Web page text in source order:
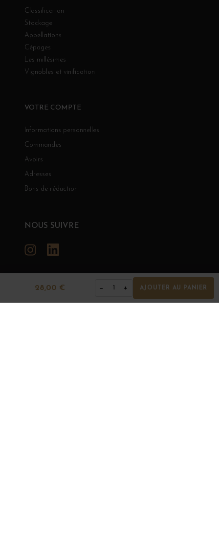
28,00 € − 1 + AJOUTER AU PANIER
Classification
Stockage
Appellations
Cépages
Les millésimes
Vignobles et vinification
VOTRE COMPTE
Informations personnelles
Commandes
Avoirs
Adresses
Bons de réduction
NOUS SUIVRE
Instagram
GRANDS BOURGOGNES